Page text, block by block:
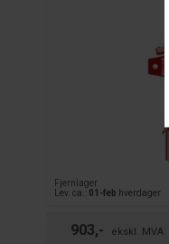
Fjernlager
Lev. ca.: 01-feb hverdager
903,-